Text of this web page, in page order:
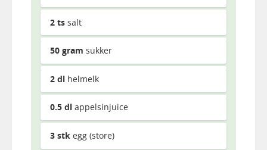
2 ts salt
50 gram sukker
2 dl helmelk
0.5 dl appelsinjuice
3 stk egg (store)